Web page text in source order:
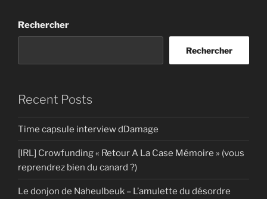
Rechercher
Rechercher
Recent Posts
Time capsule interview dDamage
[IRL] Crowfunding « Retour A La Case Mémoire » (vous
reprendrez bien du canard ?)
Le donjon de Naheulbeuk – L’amulette du désordre